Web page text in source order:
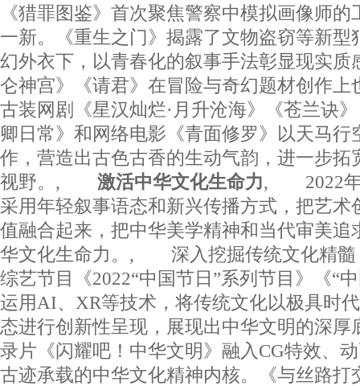
《猎罪图鉴》首次聚焦警察中模拟画像师
一新。《重生之门》揭露了文物盗窃等新型
幻外衣下，以青春化的叙事手法彰显现实质
仑神宫》《请君》在冒险与奇幻题材创
古装网剧《星汉灿烂·月升沧海》《苍兰诀
卿日常》和网络电影《青面修罗》以天马行
作，营造出古色古香的生动气韵，进一步拓
视野。, 激活中华文化生命力, 2022年
采用年轻叙事语态和新兴传播方式，把艺术
值融合起来，把中华美学精神和当代审美追
华文化生命力。, 深入挖掘传统文化精髓
综艺节目《2022“中国节日”系列节目》《“
运用AI、XR等技术，将传统文化以极具时
态进行创新性呈现，展现出中华文明的深厚
录片《闪耀吧！中华文明》融入CG特效、
古迹承载的中华文化精神内核。《与丝路打